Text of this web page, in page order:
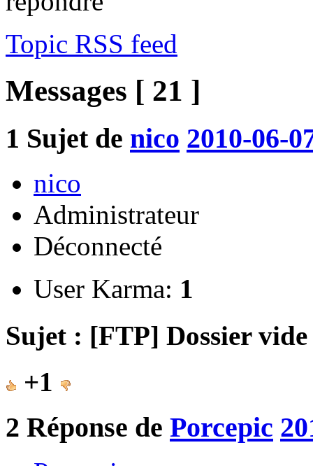
Topic RSS feed
Messages [ 21 ]
1 Sujet de nico 2010-06-
nico
Administrateur
Déconnecté
User Karma: 1
Sujet : [FTP] Dossier
+1
2 Réponse de Porcepic